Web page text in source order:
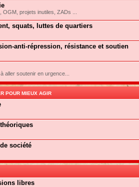
OGM, projets inutiles, ZADs ...
squats, luttes de quartiers
anti-répression, résistance et soutien
aller soutenir en urgence...
POUR MIEUX AGIR
société
libres